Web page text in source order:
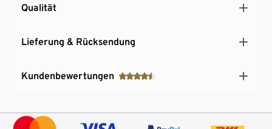
Qualität
Lieferung & Rücksendung
Kundenbewertungen